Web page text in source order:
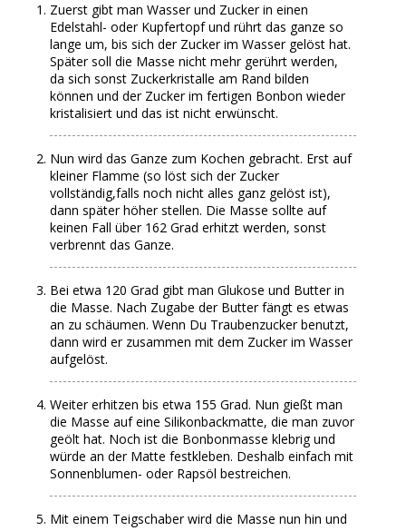
Zuerst gibt man Wasser und Zucker in einen
Edelstahl- oder Kupfertopf und rührt das ganze so
lange um, bis sich der Zucker im Wasser gelöst hat.
Später soll die Masse nicht mehr gerührt werden,
da sich sonst Zuckerkristalle am Rand bilden
können und der Zucker im fertigen Bonbon wieder
kristalisiert und das ist nicht erwünscht.
Nun wird das Ganze zum Kochen gebracht. Erst auf
kleiner Flamme (so löst sich der Zucker
vollständig,falls noch nicht alles ganz gelöst ist),
dann später höher stellen. Die Masse sollte auf
keinen Fall über 162 Grad erhitzt werden, sonst
verbrennt das Ganze.
Bei etwa 120 Grad gibt man Glukose und Butter in
die Masse. Nach Zugabe der Butter fängt es etwas
an zu schäumen. Wenn Du Traubenzucker benutzt,
dann wird er zusammen mit dem Zucker im Wasser
aufgelöst.
Weiter erhitzen bis etwa 155 Grad. Nun gießt man
die Masse auf eine Silikonbackmatte, die man zuvor
geölt hat. Noch ist die Bonbonmasse klebrig und
würde an der Matte festkleben. Deshalb einfach mit
Sonnenblumen- oder Rapsöl bestreichen.
Mit einem Teigschaber wird die Masse nun hin und